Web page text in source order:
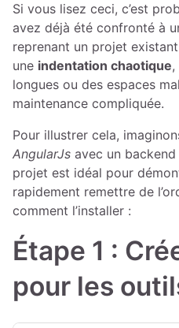
Si vous lisez ceci, c’est
avez déjà été confronté à
reprenant un projet
une indentation chaotique,
longues ou des espaces
maintenance compliquée.
Pour illustrer cela,
AngularJs avec un backend
projet est idéal pour
rapidement remettre de
comment l’installer :
Étape 1 :
pour les